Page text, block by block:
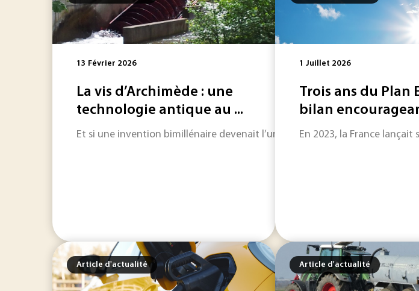
13 Février 2026
La vis d’Archimède : une
technologie antique au ...
Et si une invention bimillénaire devenait l’une des solutions les plus
1 Juillet 2026
Trois ans du Plan
bilan
En 2023, la France
Article d'actualité Article d'actualité